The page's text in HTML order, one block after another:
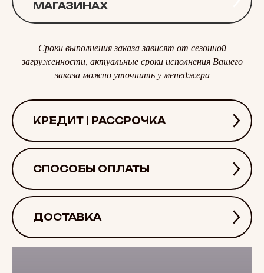
МАГАЗИНАХ
Сроки выполнения заказа зависят от сезонной
загруженности, актуальные сроки исполнения Вашего
заказа можно уточнить у менеджера
КРЕДИТ | РАССРОЧКА
СПОСОБЫ ОПЛАТЫ
ДОСТАВКА